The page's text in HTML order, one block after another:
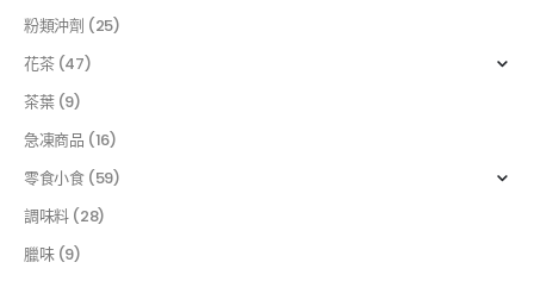
粉類沖劑 (25)
花茶 (47)
茶葉 (9)
急凍商品 (16)
零食小食 (59)
調味料 (28)
臘味 (9)